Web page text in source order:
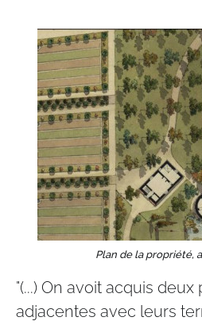
Plan de la propriété,
"(...) On avoit acquis
adjacentes avec leurs